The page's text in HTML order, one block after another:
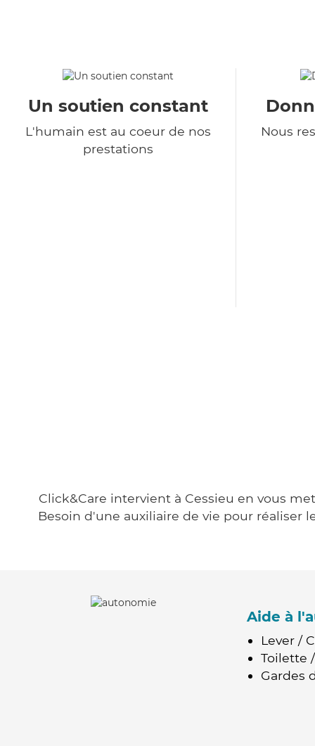
Un soutien constant
L'humain est au coeur de nos
prestations
Nous
Click&Care intervient à Cessieu en vous
Besoin d'une auxiliaire de vie pour réaliser
Aide à
Lever /
Toilette
Gardes